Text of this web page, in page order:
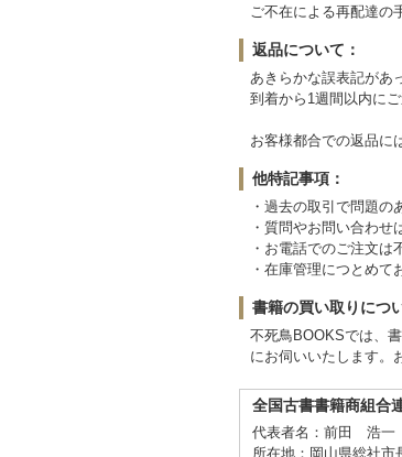
ご不在による再配達の
返品について：
あきらかな誤表記があ
到着から1週間以内にご
お客様都合での返品に
他特記事項：
・過去の取引で問題
・質問やお問い合わせ
・お電話でのご注文は
・在庫管理につとめ
書籍の買い取りにつ
不死鳥BOOKSでは、
にお伺いいたします。
全国古書書籍商組合
代表者名：前田 浩一
所在地：岡山県総社